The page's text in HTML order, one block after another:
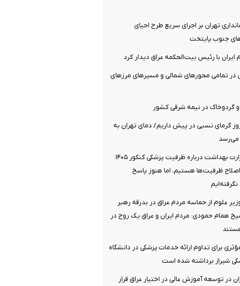
تهران بر اجرای سریع طرح احیای
جنوب پایتخت
ایران با رئیس بیت‌الحکمه عراق دیدار کرد
در تمامی محورهای شمالی و مسیرهای مرزهای
گردوخاک در نیمه شرقی کشور
تا ۵۰ روز گرمای نسبی در پیش داریم/ دمای تهران به
موضع وزارت بهداشت درباره ظرفیت پزشکی کنکور ۱۴۰۵:
ظرفیت‌ها هستیم، اما هنوز پاسخ
علوم از حماسه مردم عراق در بدرقه رهبر
همام حمودی: مردم ایران و عراق یک روح در
برای تداوم ارائه خدمات پزشکی در دانشگاه
شیراز برداشته شده است
در توسعه آموزش عالی در اختیار عراق قرار